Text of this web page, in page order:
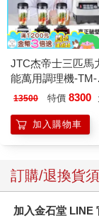
JTC杰帝士三匹馬
能萬用調理機-TM-
800-黑-公司貨(真正
13500 特價 8300
加入購物車
訂購/退換貨
加入金石堂 LINE